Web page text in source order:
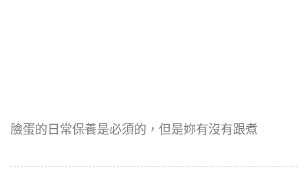
臉蛋的日常保養是必須的，但是妳有沒有跟煮